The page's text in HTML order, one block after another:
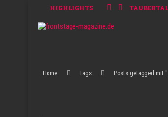
HIGHLIGHTS
Home Tags Posts getagged mit